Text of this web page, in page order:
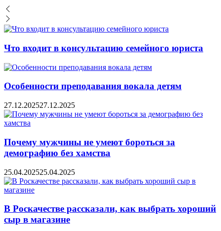
Что входит в консультацию семейного юриста
Особенности преподавания вокала детям
27.12.202527.12.2025
Почему мужчины не умеют бороться за
демографию без хамства
25.04.202525.04.2025
В Роскачестве рассказали, как выбрать хороший
сыр в магазине